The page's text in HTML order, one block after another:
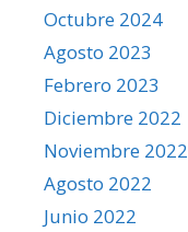
Octubre 2024
Agosto 2023
Febrero 2023
Diciembre 2022
Noviembre 2022
Agosto 2022
Junio 2022